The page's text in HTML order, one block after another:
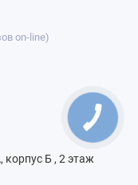
on-line)
корпус Б , 2 этаж